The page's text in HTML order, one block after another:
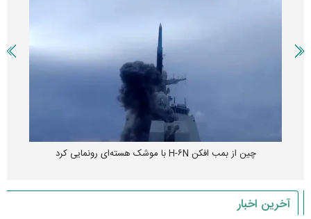
چین از بمب افکن H-۶N با موشک هسته‌ای رونمایی کرد
آخرین اخبار